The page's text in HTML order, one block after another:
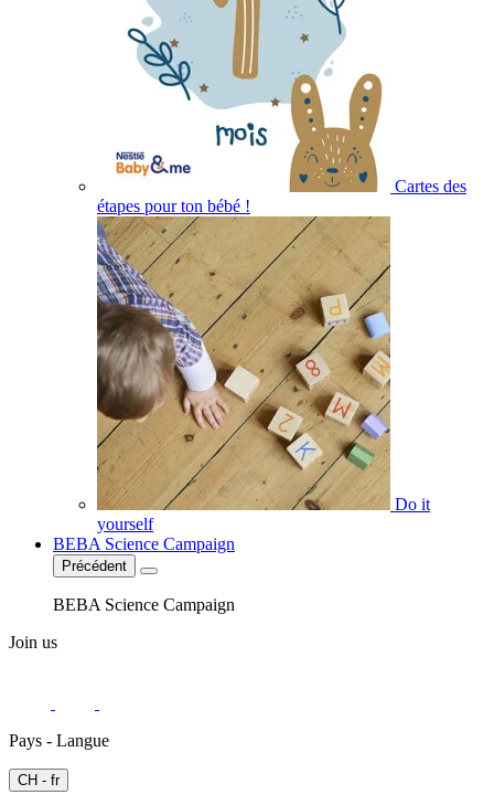
Cartes des
étapes pour ton bébé !
Do it
yourself
BEBA Science Campaign
Précédent
BEBA Science Campaign
Join us
Pays - Langue
CH - fr